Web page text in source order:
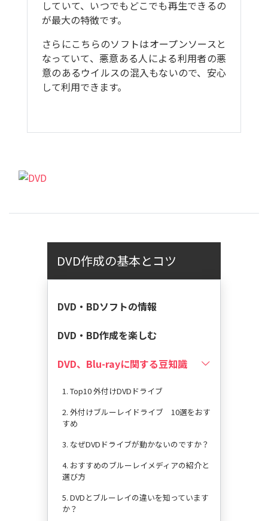
していて、いつでもどこでも再生できるの
が最大の特徴です。
さらにこちらのソフトはオープンソースと
なっていて、悪意ある人による利用者の悪
意のあるウイルスの混入もないので、安心
して利用できます。
DVD作成の基本とコツ
DVD・BDソフトの情報
DVD・BD作成を楽しむ
DVD、Blu-rayに関する豆知識
1. Top10 外付けDVDドライブ
2. 外付けブルーレイドライブ 10選をおす
すめ
3. なぜDVDドライブが動かないのですか？
4. おすすめのブルーレイメディアの紹介と
選び方
5. DVDとブルーレイの違いを知っています
か？